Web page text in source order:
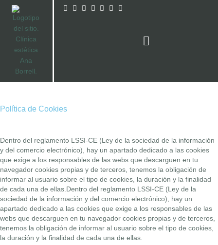
contenido
Política de Cookies
Dentro del reglamento LSSI-CE (Ley de la sociedad de la información
y del comercio electrónico), hay un apartado dedicado a las cookies
que exige a los responsables de las webs que descarguen en tu
navegador cookies propias y de terceros, tenemos la obligación de
informar al usuario sobre el tipo de cookies, la duración y la finalidad
de cada una de ellas.Dentro del reglamento LSSI-CE (Ley de la
sociedad de la información y del comercio electrónico), hay un
apartado dedicado a las cookies que exige a los responsables de las
webs que descarguen en tu navegador cookies propias y de terceros,
tenemos la obligación de informar al usuario sobre el tipo de cookies,
la duración y la finalidad de cada una de ellas.